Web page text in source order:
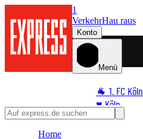
1
VerkehrHau raus
Konto
Menü
🐐 1. FC Köln
♥️ Köln
⭐ Promi
Home